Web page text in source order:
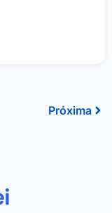
Próxima